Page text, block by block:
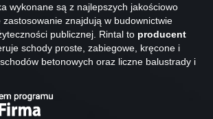
wykonane są z najlepszych jakościowo
zastosowanie znajdują w budownictwie
publicznej. Rintal to producent
schody proste, zabiegowe, kręcone i
betonowych oraz liczne balustrady i